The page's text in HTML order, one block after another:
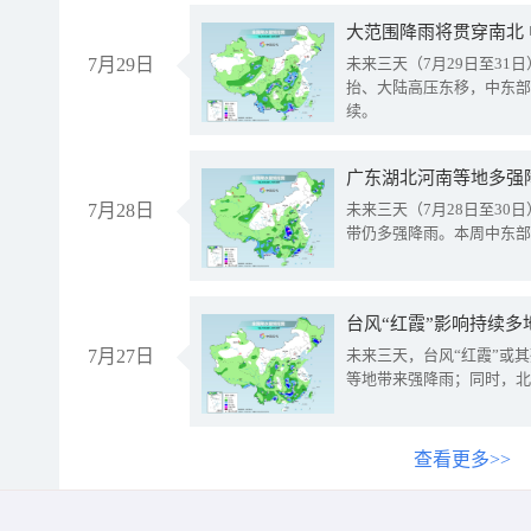
7月29日
大范围降雨将贯穿南
未来三天（7月29日至31
抬、大陆高压东移，中东
续。
7月28日
广东湖北河南等地多
未来三天（7月28日至30
带仍多强降雨。本周中东
7月27日
台风“红霞”影响持续
未来三天，台风“红霞”或
等地带来强降雨；同时，
查看更多>>